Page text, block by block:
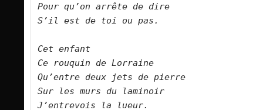
Pour qu’on arrête de dire
S’il est de toi ou pas.
Cet enfant
Ce rouquin de Lorraine
Qu’entre deux jets de pierre
Sur les murs du laminoir
J’entrevois la lueur.